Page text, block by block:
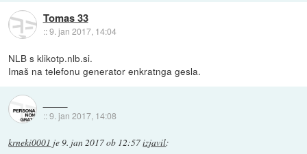
Tomas 33
::9. jan 2017, 14:04
NLB s klikotp.nlb.si.
Imaš na telefonu generator enkratnga gesla.
::9. jan 2017, 14:08
krneki0001 je9. jan 2017 ob 12:57izjavil: